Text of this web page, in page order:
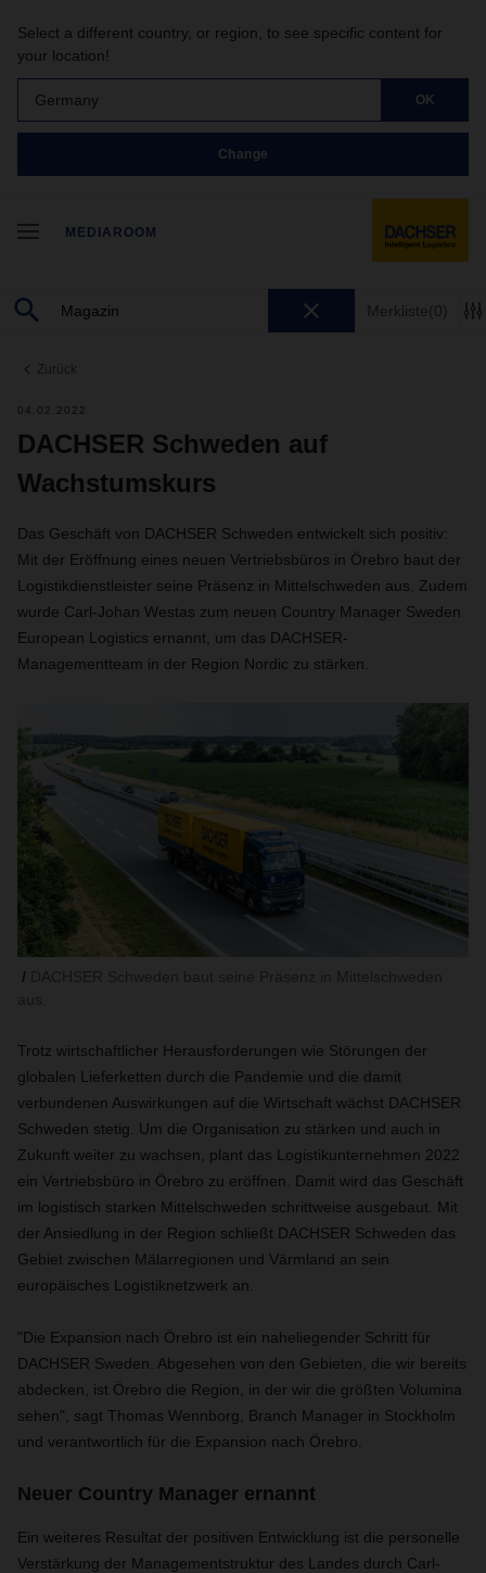
Select a different country, or region, to see specific content for
your location!
Germany OK
Change
MEDIAROOM
Merkliste(0)
Zurück
04.02.2022
DACHSER Schweden auf
Wachstumskurs
Das Geschäft von DACHSER Schweden entwickelt sich positiv:
Mit der Eröffnung eines neuen Vertriebsbüros in Örebro baut der
Logistikdienstleister seine Präsenz in Mittelschweden aus. Zudem
wurde Carl-Johan Westas zum neuen Country Manager Sweden
European Logistics ernannt, um das DACHSER-
Managementteam in der Region Nordic zu stärken.
Trotz wirtschaftlicher Herausforderungen wie Störungen der
globalen Lieferketten durch die Pandemie und die damit
verbundenen Auswirkungen auf die Wirtschaft wächst DACHSER
Schweden stetig. Um die Organisation zu stärken und auch in
Zukunft weiter zu wachsen, plant das Logistikunternehmen 2022
ein Vertriebsbüro in Örebro zu eröffnen. Damit wird das Geschäft
im logistisch starken Mittelschweden schrittweise ausgebaut. Mit
der Ansiedlung in der Region schließt DACHSER Schweden das
Gebiet zwischen Mälarregionen und Värmland an sein
europäisches Logistiknetzwerk an.
"Die Expansion nach Örebro ist ein naheliegender Schritt für
DACHSER Sweden. Abgesehen von den Gebieten, die wir bereits
abdecken, ist Örebro die Region, in der wir die größten Volumina
sehen", sagt Thomas Wennborg, Branch Manager in Stockholm
und verantwortlich für die Expansion nach Örebro.
Neuer Country Manager ernannt
Ein weiteres Resultat der positiven Entwicklung ist die personelle
Verstärkung der Managementstruktur des Landes durch Carl-